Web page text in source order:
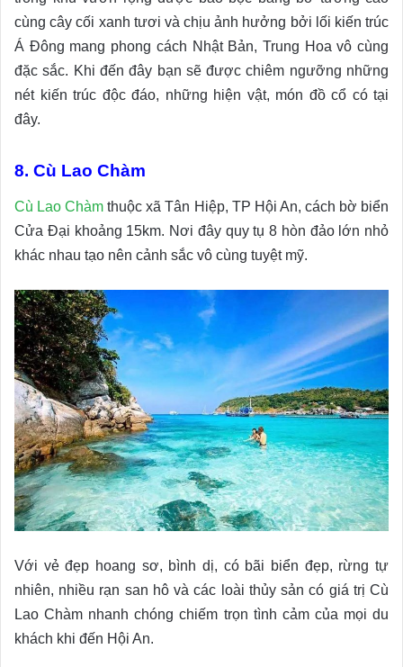
cùng cây cối xanh tươi và chịu ảnh hưởng bởi lối kiến trúc
Á Đông mang phong cách Nhật Bản, Trung Hoa vô cùng
đặc sắc. Khi đến đây bạn sẽ được chiêm ngưỡng những
nét kiến trúc độc đáo, những hiện vật, món đồ cổ có tại
đây.
8. Cù Lao Chàm
Cù Lao Chàm thuộc xã Tân Hiệp, TP Hội An, cách bờ biển
Cửa Đại khoảng 15km. Nơi đây quy tụ 8 hòn đảo lớn nhỏ
khác nhau tạo nên cảnh sắc vô cùng tuyệt mỹ.
Với vẻ đẹp hoang sơ, bình dị, có bãi biển đẹp, rừng tự
nhiên, nhiều rạn san hô và các loài thủy sản có giá trị Cù
Lao Chàm nhanh chóng chiếm trọn tình cảm của mọi du
khách khi đến Hội An.